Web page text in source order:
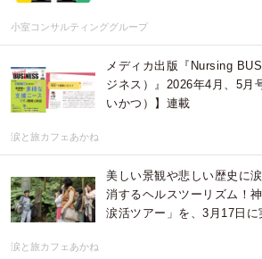
小室コンサルティンググループ
メディカ出版『Nursing
ジネス）』2026年4月、5月
いかつ）】連載
涙と旅カフェあかね
美しい景観や悲しい歴史に
消するヘルスツーリズム！
涙活ツアー」を、3月17日に
涙と旅カフェあかね